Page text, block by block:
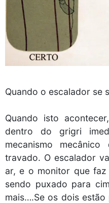
Quando o escalador se
Quando isto
dentro do grigri
mecanismo
travado. O escalador
ar, e o monitor que
sendo puxado para
mais….Se os dois